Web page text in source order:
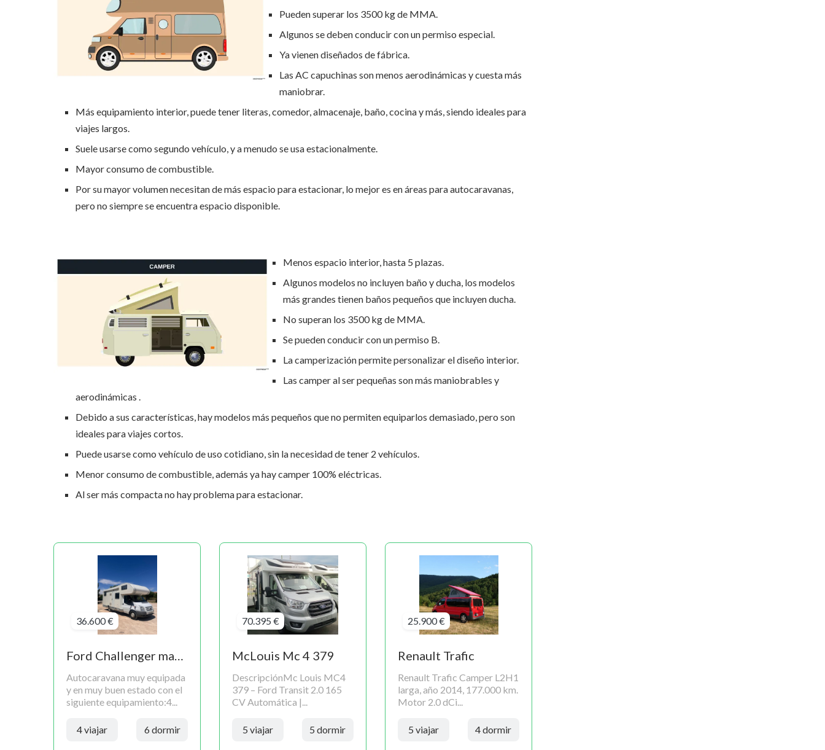
Pueden superar los 3500 kg de MMA.
Algunos se deben conducir con un permiso especial.
Ya vienen diseñados de fábrica.
Las AC capuchinas son menos aerodinámicas y cuesta más
maniobrar.
Más equipamiento interior, puede tener literas, comedor, almacenaje, baño, cocina y más, siendo ideales para
viajes largos.
Suele usarse como segundo vehículo, y a menudo se usa estacionalmente.
Mayor consumo de combustible.
Por su mayor volumen necesitan de más espacio para estacionar, lo mejor es en áreas para autocaravanas,
pero no siempre se encuentra espacio disponible.
Menos espacio interior, hasta 5 plazas.
Algunos modelos no incluyen baño y ducha, los modelos
más grandes tienen baños pequeños que incluyen ducha.
No superan los 3500 kg de MMA.
Se pueden conducir con un permiso B.
La camperización permite personalizar el diseño interior.
Las camper al ser pequeñas son más maniobrables y
aerodinámicas .
Debido a sus características, hay modelos más pequeños que no permiten equiparlos demasiado, pero son
ideales para viajes cortos.
Puede usarse como vehículo de uso cotidiano, sin la necesidad de tener 2 vehículos.
Menor consumo de combustible, además ya hay camper 100% eléctricas.
Al ser más compacta no hay problema para estacionar.
36.600 €
Ford Challenger mageo
Autocaravana muy equipada
y en muy buen estado con el
siguiente equipamiento:4...
4 viajar 6 dormir
70.395 €
McLouis Mc 4 379
DescripciónMc Louis MC4
379 – Ford Transit 2.0 165
CV Automática |...
5 viajar 5 dormir
25.900 €
Renault Trafic
Renault Trafic Camper L2H1
larga, año 2014, 177.000 km.
Motor 2.0 dCi...
5 viajar 4 dormir